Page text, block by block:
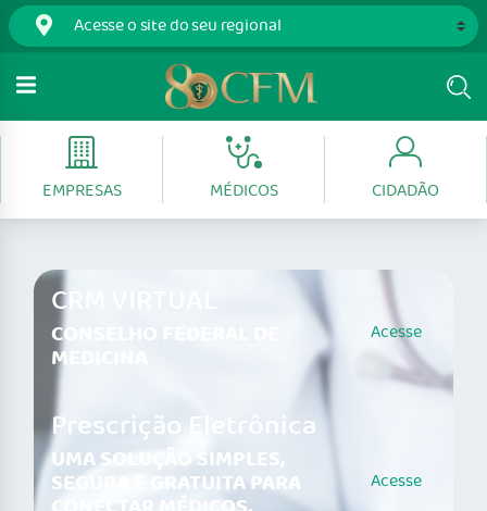
EMPRESAS MÉDICOS CIDADÃO
CRM VIRTUAL
CONSELHO FEDERAL DE
MEDICINA
Acesse
Prescrição Eletrônica
UMA SOLUÇÃO SIMPLES,
SEGURA E GRATUITA PARA Acesse